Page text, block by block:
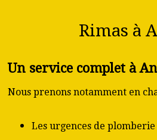
Rimas à
Un service complet à
Nous prenons notamment en
Les urgences de plomberie